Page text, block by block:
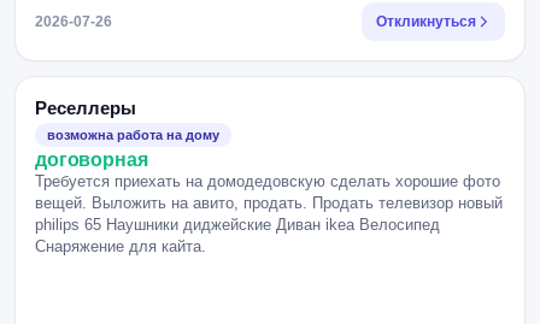
2026-07-26 Откликнуться
Реселлеры
возможна работа на дому
договорная
Требуется приехать на домодедовскую сделать хорошие фото
вещей. Выложить на авито, продать. Продать телевизор новый
philips 65 Наушники диджейские Диван ikea Велосипед
Снаряжение для кайта.